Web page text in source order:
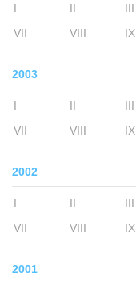
I II III
VII
VIII IX
2003
I II III
VII
VIII IX
2002
I II III
VII
VIII IX
2001